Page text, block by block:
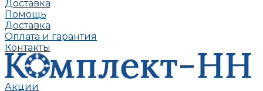
Доставка
Помощь
Доставка
Оплата и гарантия
Контакты
Акции